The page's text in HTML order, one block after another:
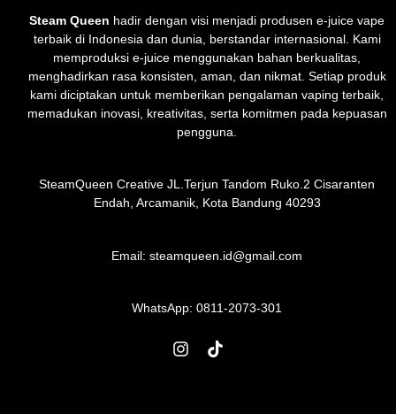
Steam Queen hadir dengan visi menjadi produsen e-juice vape
terbaik di Indonesia dan dunia, berstandar internasional. Kami
memproduksi e-juice menggunakan bahan berkualitas,
menghadirkan rasa konsisten, aman, dan nikmat. Setiap produk
kami diciptakan untuk memberikan pengalaman vaping terbaik,
memadukan inovasi, kreativitas, serta komitmen pada kepuasan
pengguna.
SteamQueen Creative JL.Terjun Tandom Ruko.2 Cisaranten
Endah, Arcamanik, Kota Bandung 40293
Email: steamqueen.id@gmail.com
WhatsApp: 0811-2073-301